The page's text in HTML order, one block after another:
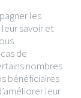
les
savoir et
de
nombres
bénéficiaires
leur